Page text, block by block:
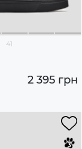
41
2 395 грн